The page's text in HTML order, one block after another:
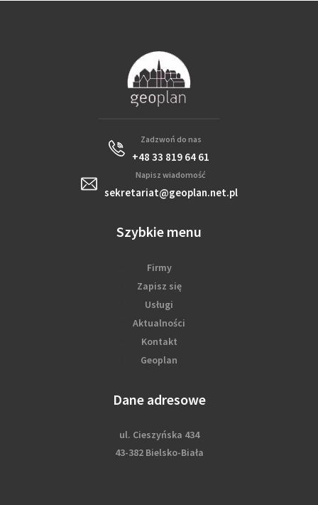
Zadzwoń do nas
+48 33 819 64 61
Napisz wiadomość
sekretariat@geoplan.net.pl
Szybkie menu
Firmy
Zapisz się
Usługi
Aktualności
Kontakt
Geoplan
Dane adresowe
ul. Cieszyńska 434
43-382 Bielsko-Biała